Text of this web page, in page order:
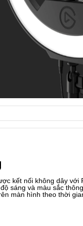
kết nối không dây với
sáng và màu sắc
màn hình theo thời